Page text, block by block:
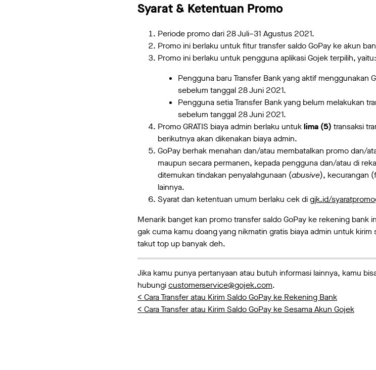
Syarat & Ketentuan Promo
Periode promo dari 28 Juli–31 Agustus 2021.
Promo ini berlaku untuk fitur transfer saldo GoPay ke akun
Promo ini berlaku untuk pengguna aplikasi Gojek terpilih, yaitu:
Pengguna baru Transfer Bank yang aktif menggunakan
sebelum tanggal 28 Juni 2021.
Pengguna setia Transfer Bank yang belum melakukan
sebelum tanggal 28 Juni 2021.
Promo GRATIS biaya admin berlaku untuklima (5) transaksi
berikutnya akan dikenakan biaya admin.
GoPay berhak menahan dan/atau membatalkan promo dan/
maupun secara permanen, kepada pengguna dan/atau di
ditemukan tindakan penyalahgunaan (abusive), kecurangan
lainnya.
Syarat dan ketentuan umum berlaku cek digjk.id/
Menarik banget kan promo transfer saldo GoPay ke rekening bank
gak cuma kamu doang yang nikmatin gratis biaya admin untuk
takut top up banyak deh.
Jika kamu punya pertanyaan atau butuh informasi lainnya, kamu
hubungicustomerservice@gojek.com.
< Cara Transfer atau Kirim Saldo GoPay ke Rekening Bank
< Cara Transfer atau Kirim Saldo GoPay ke Sesama Akun Gojek